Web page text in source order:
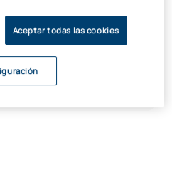
más sobre el
informamos
Aceptar todas las cookies